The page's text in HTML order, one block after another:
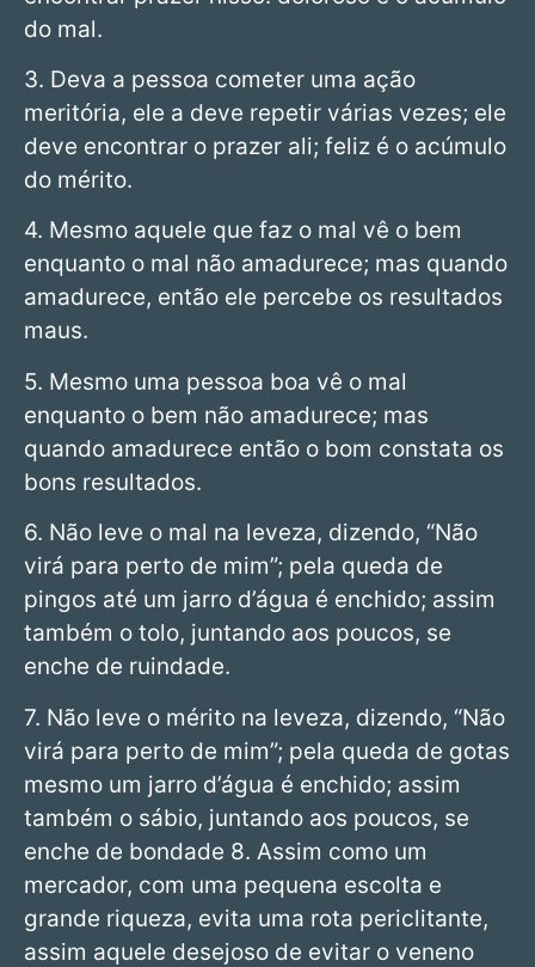
do mal.
3. Deva a pessoa cometer uma ação
meritória, ele a deve repetir várias vezes; ele
deve encontrar o prazer ali; feliz é o acúmulo
do mérito.
4. Mesmo aquele que faz o mal vê o bem
enquanto o mal não amadurece; mas quando
amadurece, então ele percebe os resultados
maus.
5. Mesmo uma pessoa boa vê o mal
enquanto o bem não amadurece; mas
quando amadurece então o bom constata os
bons resultados.
6. Não leve o mal na leveza, dizendo, “Não
virá para perto de mim”; pela queda de
pingos até um jarro d’água é enchido; assim
também o tolo, juntando aos poucos, se
enche de ruindade.
7. Não leve o mérito na leveza, dizendo, “Não
virá para perto de mim”; pela queda de gotas
mesmo um jarro d’água é enchido; assim
também o sábio, juntando aos poucos, se
enche de bondade 8. Assim como um
mercador, com uma pequena escolta e
grande riqueza, evita uma rota periclitante,
assim aquele desejoso de evitar o veneno